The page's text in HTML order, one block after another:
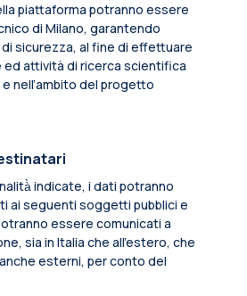
piattaforma potranno essere
di Milano, garantendo
sicurezza, al fine di effettuare
attività di ricerca scientifica
nell’ambito del progetto
indicate, i dati potranno
ai seguenti soggetti pubblici e
essere comunicati a
sia in Italia che all’estero, che
esterni, per conto del